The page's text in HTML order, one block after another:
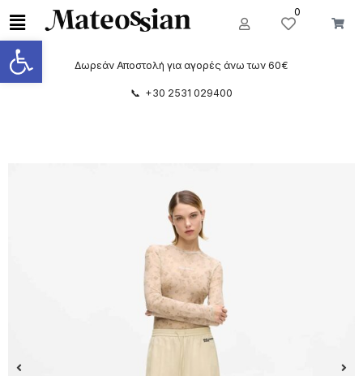
Ανοίξτε τη γραμμή εργαλείων
0
Δωρεάν Αποστολή για αγορές άνω των 60€
📞 +30 2531 029400